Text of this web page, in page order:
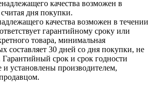
качества возможен в
дня покупки.
качества возможен в течении
гарантийному сроку или
товара, минимальная
составляет 30 дней со дня покупки, не
Гарантийный срок и срок годности
и установлены производителем,